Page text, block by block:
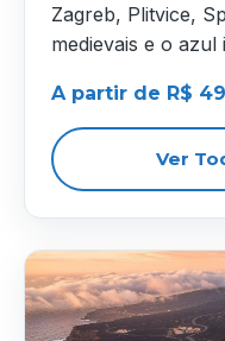
Zagreb, Plitvice,
medievais e o
A partir de R$
Ver